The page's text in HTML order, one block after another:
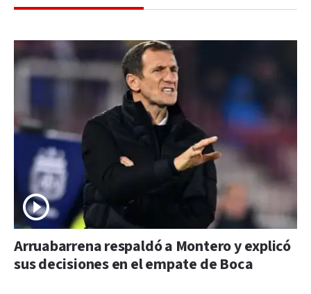
Arruabarrena respaldó a Montero y explicó
sus decisiones en el empate de Boca